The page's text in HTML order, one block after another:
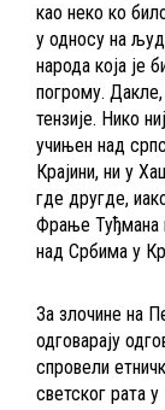
као неко ко
у односу на
народа која је
погрому.
тензије. Нико
учињен над
Крајини, ни у
где другде,
Фрање Туђмана
над Србима у
За злочине на
одговарају
спровели
светског рата у